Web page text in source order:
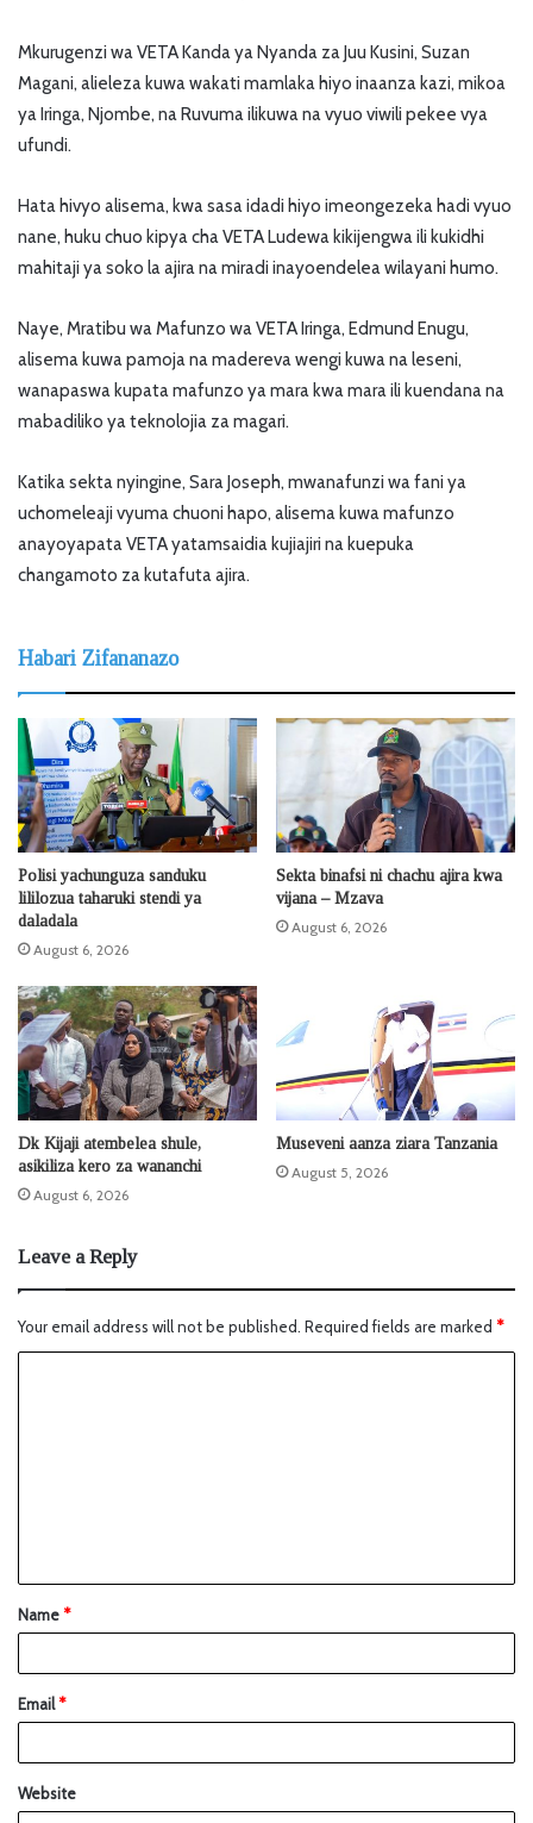
Mkurugenzi wa VETA Kanda ya Nyanda za Juu Kusini, Suzan
Magani, alieleza kuwa wakati mamlaka hiyo inaanza kazi, mikoa
ya Iringa, Njombe, na Ruvuma ilikuwa na vyuo viwili pekee vya
ufundi.
Hata hivyo alisema, kwa sasa idadi hiyo imeongezeka hadi vyuo
nane, huku chuo kipya cha VETA Ludewa kikijengwa ili kukidhi
mahitaji ya soko la ajira na miradi inayoendelea wilayani humo.
Naye, Mratibu wa Mafunzo wa VETA Iringa, Edmund Enugu,
alisema kuwa pamoja na madereva wengi kuwa na leseni,
wanapaswa kupata mafunzo ya mara kwa mara ili kuendana na
mabadiliko ya teknolojia za magari.
Katika sekta nyingine, Sara Joseph, mwanafunzi wa fani ya
uchomeleaji vyuma chuoni hapo, alisema kuwa mafunzo
anayoyapata VETA yatamsaidia kujiajiri na kuepuka
changamoto za kutafuta ajira.
Habari Zifananazo
Polisi yachunguza sanduku
lililozua taharuki stendi ya
daladala
August 6, 2026
Sekta binafsi ni chachu ajira kwa
vijana – Mzava
August 6, 2026
Dk Kijaji atembelea shule,
asikiliza kero za wananchi
August 6, 2026
Museveni aanza ziara Tanzania
August 5, 2026
Leave a Reply
Your email address will not be published. Required fields are marked *
Name*
Email*
Website